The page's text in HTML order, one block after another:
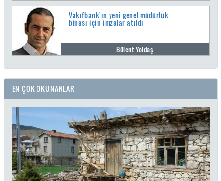
Vakıfbank'ın yeni genel müdürlük
binası için imzalar atıldı
Bülent Yoldaş
EN ÇOK OKUNANLAR